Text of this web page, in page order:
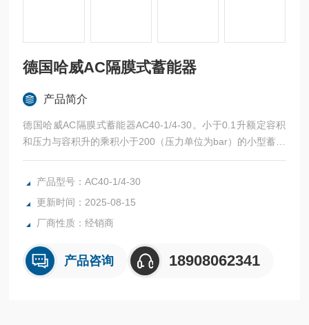
德国哈威AC隔膜式蓄能器
产品简介
德国哈威AC隔膜式蓄能器AC40-1/4-30。小于0.1升额定容积
和压力与容积升的乘积小于200（压力单位为bar）的小型蓄能
器，用于除了储压罐之外的其它场合（89版T1.5,2.1章节2段
落1序号24）。
产品型号：AC40-1/4-30
更新时间：2025-08-15
厂商性质：经销商
产品咨询 18908062341